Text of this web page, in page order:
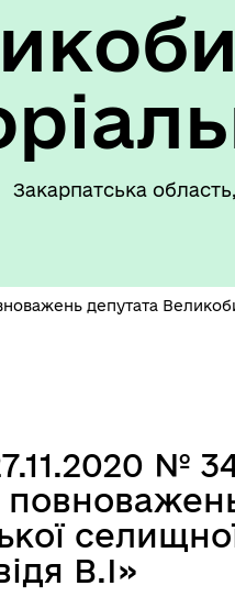
Закарпатська
депутата
№
В.І»